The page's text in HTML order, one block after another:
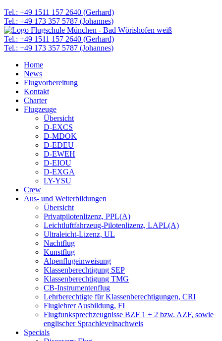
Tel.: +49 1511 157 2640 (Gerhard)
Tel.: +49 173 357 5787 (Johannes)
Tel.: +49 1511 157 2640 (Gerhard)
Tel.: +49 173 357 5787 (Johannes)
Home
News
Flugvorbereitung
Kontakt
Charter
Flugzeuge
Übersicht
D-EXCS
D-MDOK
D-EDEU
D-EWEH
D-EIOU
D-EXGA
LY-YSU
Crew
Aus- und Weiterbildungen
Übersicht
Privatpilotenlizenz, PPL(A)
Leichtluftfahrzeug-Pilotenlizenz, LAPL(A)
Ultraleicht-Lizenz, UL
Nachtflug
Kunstflug
Alpenflugeinweisung
Klassenberechtigung SEP
Klassenberechtigung TMG
CB-Instrumentenflug
Lehrberechtigte für Klassenberechtigungen, CRI
Fluglehrer Ausbildung, FI
Flugfunksprechzeugnisse BZF 1 + 2 bzw. AZF, sowie
englischer Sprachlevelnachweis
Specials